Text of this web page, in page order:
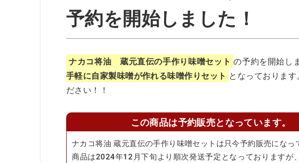
予約を開始しました！
ナカコ将油 蔵元直伝の手作り味噌セット の予約を開始し
手軽に自家製味噌が作れる味噌作りセット となっております
ださい！！
この商品は予約販売となっています。
ナカコ将油 蔵元直伝の手作り味噌セットは只今予約販売になっ
商品は2024年12月下旬より順次発送予定となっておりますが